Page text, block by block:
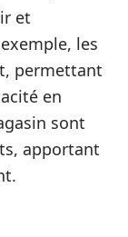
et
les
permettant
en
sont
apportant